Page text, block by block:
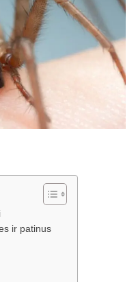
ir patinus